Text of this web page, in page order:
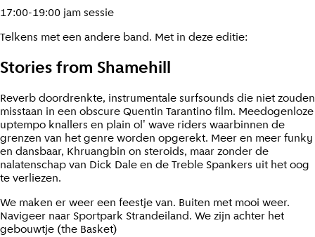
17:00-19:00 jam sessie
Telkens met een andere band. Met in deze editie:
Stories from Shamehill
Reverb doordrenkte, instrumentale surfsounds die niet zouden
misstaan in een obscure Quentin Tarantino film. Meedogenloze
uptempo knallers en plain ol' wave riders waarbinnen de
grenzen van het genre worden opgerekt. Meer en meer funky
en dansbaar, Khruangbin on steroids, maar zonder de
nalatenschap van Dick Dale en de Treble Spankers uit het oog
te verliezen.
We maken er weer een feestje van. Buiten met mooi weer.
Navigeer naar Sportpark Strandeiland. We zijn achter het
gebouwtje (the Basket)